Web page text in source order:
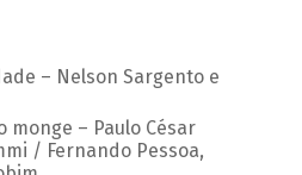
– Nelson Sargento e
monge – Paulo César
/ Fernando Pessoa,